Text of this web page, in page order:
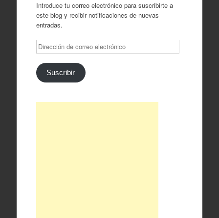
Introduce tu correo electrónico para suscribirte a
este blog y recibir notificaciones de nuevas
entradas.
Dirección
de
correo
electrónico
Suscribir